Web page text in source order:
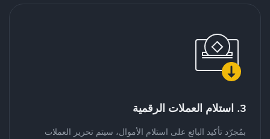
3. استلام العملات الرقمية
بمُجرّد تأكيد البائع على استلام الأموال، سيتم تحرير العملات